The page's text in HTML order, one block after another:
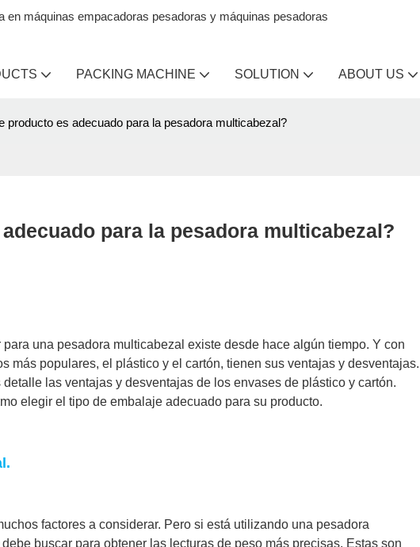
en máquinas empacadoras pesadoras y máquinas pesadoras
PACKING MACHINE SOLUTION ABOUT US
producto es adecuado para la pesadora multicabezal?
para la pesadora multicabezal?
una pesadora multicabezal existe desde hace algún tiempo. Y con
más populares, el plástico y el cartón, tienen sus ventajas y desventajas.
las ventajas y desventajas de los envases de plástico y cartón.
elegir el tipo de embalaje adecuado para su producto.
factores a considerar. Pero si está utilizando una pesadora
buscar para obtener las lecturas de peso más precisas. Estas son